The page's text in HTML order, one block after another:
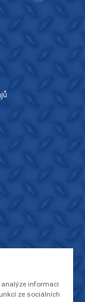
informací
ze sociálních